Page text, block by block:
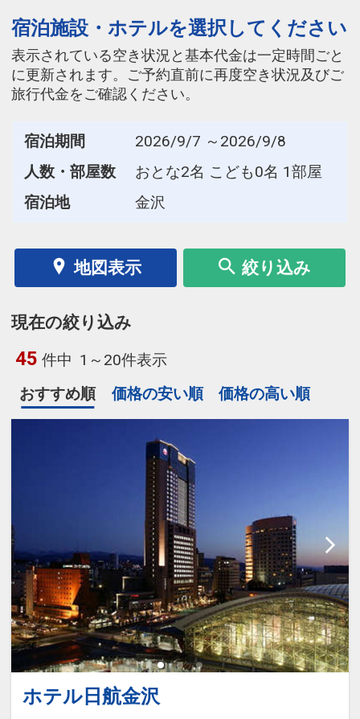
宿泊施設・ホテルを選択してください
表示されている空き状況と基本代金は一定時間ごと
に更新されます。ご予約直前に再度空き状況及びご
旅行代金をご確認ください。
宿泊期間
2026/9/7 ～2026/9/8
人数・部屋数
おとな2名 こども0名 1部屋
宿泊地
金沢
地図表示 絞り込み
現在の絞り込み
45 件中 1～20件表示
おすすめ順
価格の安い順 価格の高い順
ホテル日航金沢